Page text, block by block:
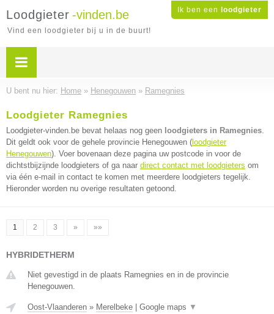
Ik ben een loodgieter
Loodgieter -vinden.be
Vind een loodgieter bij u in de buurt!
U bent nu hier: Home » Henegouwen » Ramegnies
Loodgieter Ramegnies
Loodgieter-vinden.be bevat helaas nog geen loodgieters in Ramegnies.
Dit geldt ook voor de gehele provincie Henegouwen ( loodgieter
Henegouwen). Voer bovenaan deze pagina uw postcode in voor de
dichtstbijzijnde loodgieters of ga naar direct contact met loodgieters om
via één e-mail in contact te komen met meerdere loodgieters tegelijk.
Hieronder worden nu overige resultaten getoond.
1 2 3 » »»
HYBRIDETHERM
Niet gevestigd in de plaats Ramegnies en in de provincie
Henegouwen.
Oost-Vlaanderen » Merelbeke Google maps ▼